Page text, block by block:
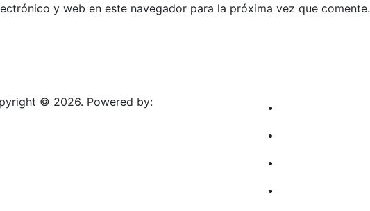
y web en este navegador para la próxima vez que comente.
© 2026. Powered by: